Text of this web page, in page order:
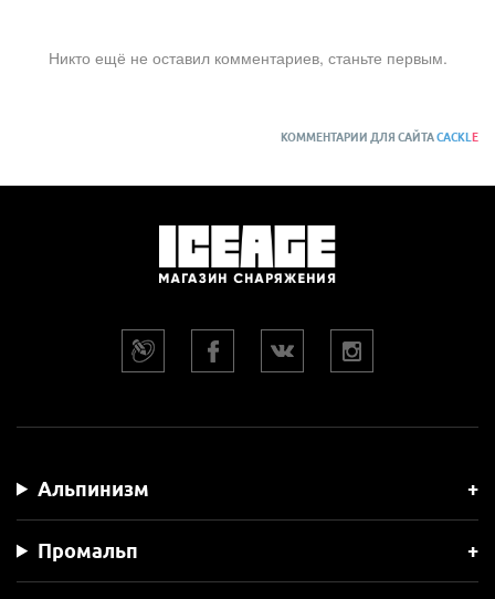
Никто ещё не оставил комментариев, станьте первым.
КОММЕНТАРИИ ДЛЯ САЙТАCACKL E
Альпинизм
Промальп